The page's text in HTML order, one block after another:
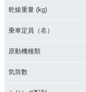
乾燥重量 (kg)
乗車定員（名）
原動機種類
気筒数